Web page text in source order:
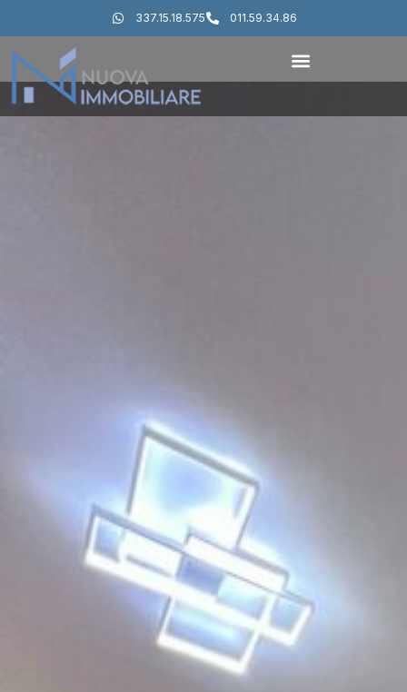
337.15.18.575 011.59.34.86